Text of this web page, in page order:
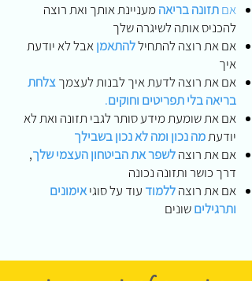
אםתזונה בריאהמעניינת אותך ואת רוצה
להכניס אותה לשיגרה שלך
אם את רוצה להתחיללהתאמןאבל לא יודעת
איך
אם את רוצה לדעת איך לבנות לעצמךצלחת
בריאהבלי תפריטים וחוקים.
אם את שומעת מידע סותר לגבי תזונה ואת לא
יודעתמה נכון ומה לא נכוןבשבילך
אם את רוצהלשפר את הביטחון העצמי שלך,
דרך כושר ותזונה נכונה
אם את רוצהללמוד עוד על סוגיאימונים
ותרגיליםשונים